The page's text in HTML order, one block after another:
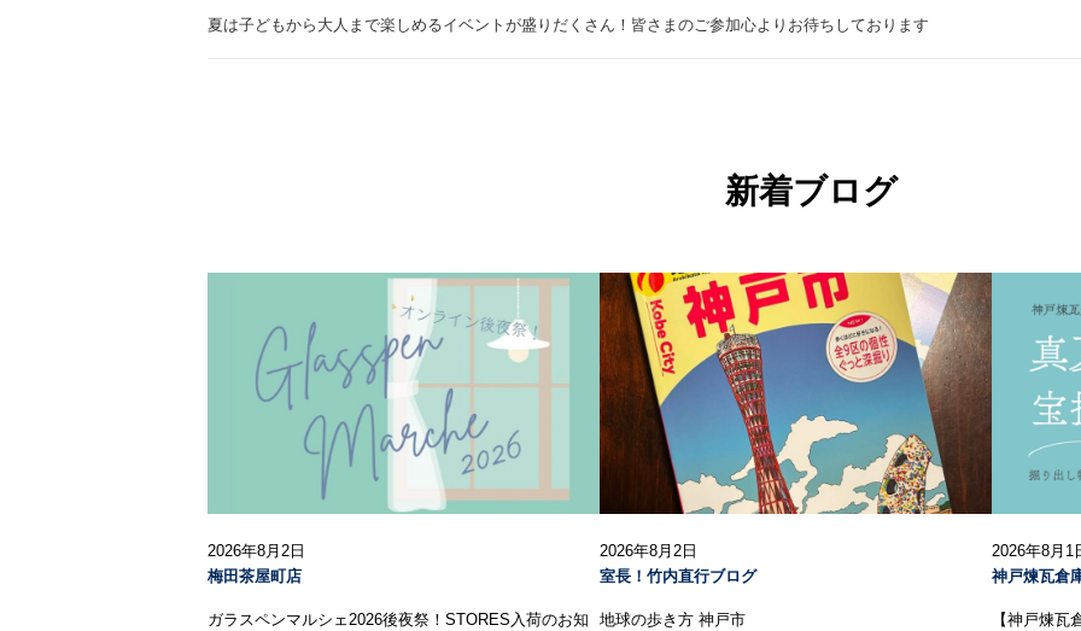
夏は子どもから大人まで楽しめるイベントが盛りだくさん！皆さまのご参加心よりお待ちしております
新着ブログ
2026年8月2日
梅田茶屋町店
ガラスペンマルシェ2026後夜祭！STORES入荷のお知
2026年8月2日
室長！竹内直行ブログ
地球の歩き方 神戸市
2026年8月1
神戸煉瓦倉
【神戸煉瓦